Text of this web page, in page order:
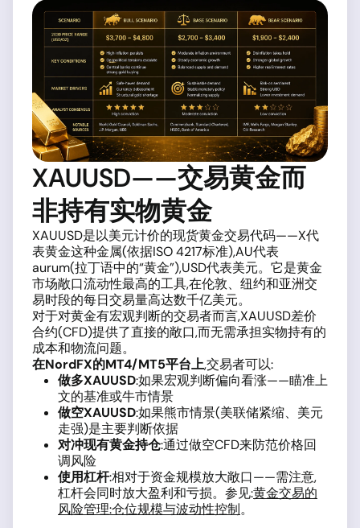
XAUUSD——交易黄金而
非持有实物黄金
XAUUSD是以美元计价的现货黄金交易代码——X代
表黄金这种金属(依据ISO 4217标准),AU代表
aurum(拉丁语中的“黄金”),USD代表美元。它是黄金
市场敞口流动性最高的工具,在伦敦、纽约和亚洲交
易时段的每日交易量高达数千亿美元。
对于对黄金有宏观判断的交易者而言,XAUUSD差价
合约(CFD)提供了直接的敞口,而无需承担实物持有的
成本和物流问题。
在NordFX的MT4/MT5平台上,交易者可以:
做多XAUUSD:如果宏观判断偏向看涨——瞄准上
文的基准或牛市情景
做空XAUUSD:如果熊市情景(美联储紧缩、美元
走强)是主要判断依据
对冲现有黄金持仓:通过做空CFD来防范价格回
调风险
使用杠杆:相对于资金规模放大敞口——需注意,
杠杆会同时放大盈利和亏损。参见:黄金交易的
风险管理:仓位规模与波动性控制。